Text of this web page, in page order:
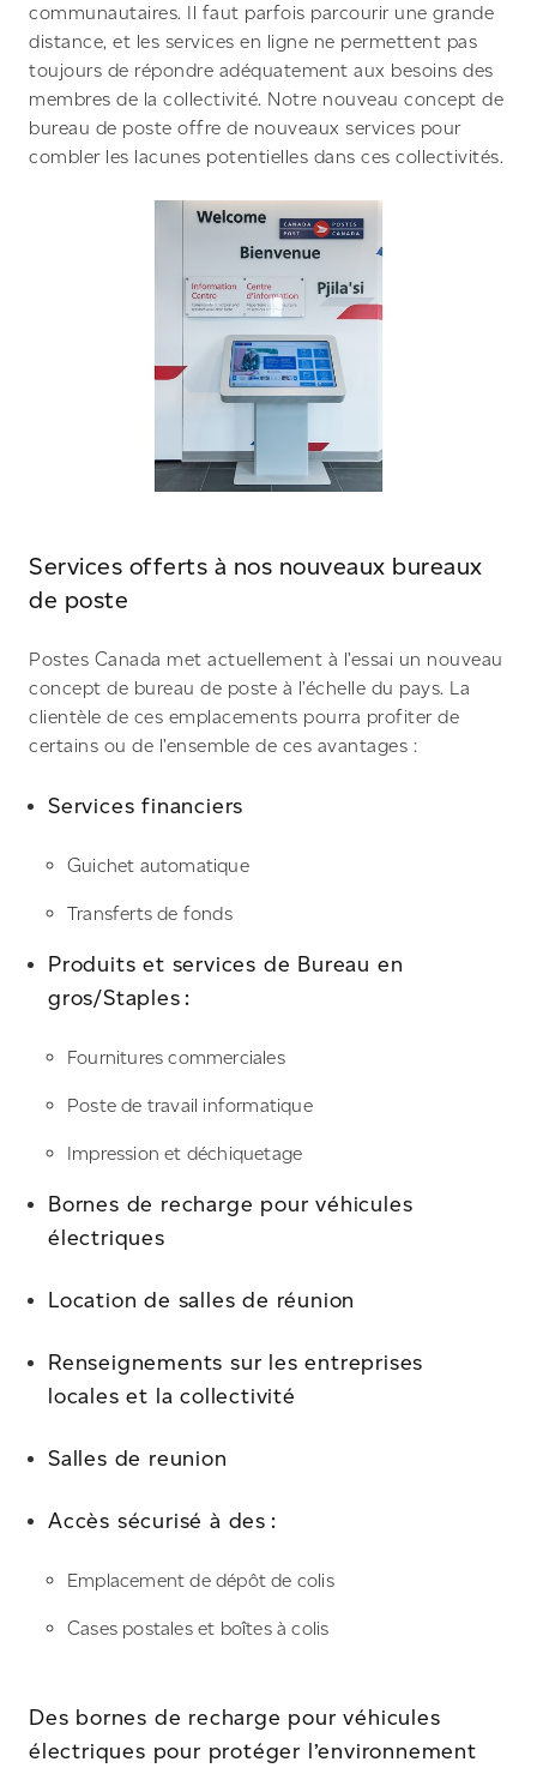
communautaires. Il faut parfois parcourir une grande
distance, et les services en ligne ne permettent pas
toujours de répondre adéquatement aux besoins des
membres de la collectivité. Notre nouveau concept de
bureau de poste offre de nouveaux services pour
combler les lacunes potentielles dans ces collectivités.
Services offerts à nos nouveaux bureaux
de poste
Postes Canada met actuellement à l’essai un nouveau
concept de bureau de poste à l’échelle du pays. La
clientèle de ces emplacements pourra profiter de
certains ou de l’ensemble de ces avantages :
Services financiers
Guichet automatique
Transferts de fonds
Produits et services de Bureau en
gros/Staples :
Fournitures commerciales
Poste de travail informatique
Impression et déchiquetage
Bornes de recharge pour véhicules
électriques
Location de salles de réunion
Renseignements sur les entreprises
locales et la collectivité
Salles de reunion
Accès sécurisé à des :
Emplacement de dépôt de colis
Cases postales et boîtes à colis
Des bornes de recharge pour véhicules
électriques pour protéger l’environnement